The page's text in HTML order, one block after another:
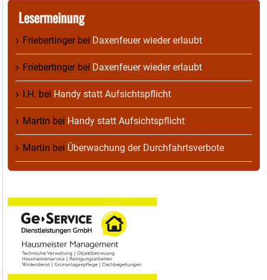
Lesermeinung
Friebertingerbei Daxenfeuer wieder erlaubt
Friebertingerbei Daxenfeuer wieder erlaubt
I.H. bei Handy statt Aufsichtspflicht
Martin bei Handy statt Aufsichtspflicht
Martin bei Überwachung der Durchfahrtsverbote